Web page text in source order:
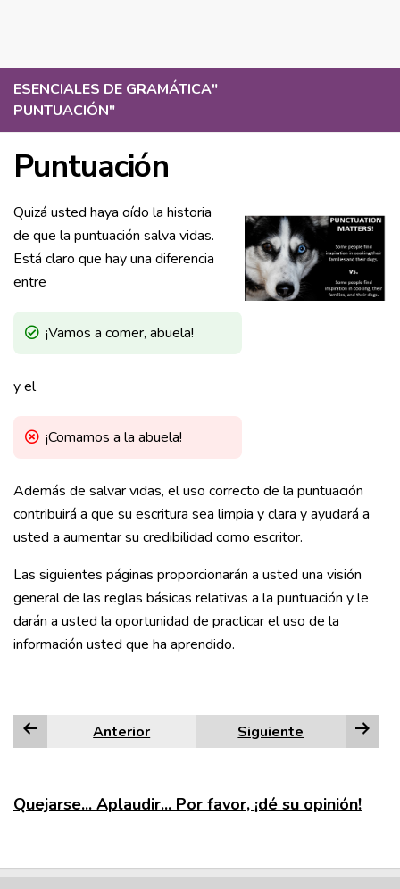
ESENCIALES DE GRAMÁTICA"
PUNTUACIÓN"
Puntuación
Quizá usted haya oído la historia
de que la puntuación salva vidas.
Está claro que hay una diferencia
entre
¡Vamos a comer, abuela!
y el
¡Comamos a la abuela!
Además de salvar vidas, el uso correcto de la puntuación
contribuirá a que su escritura sea limpia y clara y ayudará a
usted a aumentar su credibilidad como escritor.
Las siguientes páginas proporcionarán a usted una visión
general de las reglas básicas relativas a la puntuación y le
darán a usted la oportunidad de practicar el uso de la
información usted que ha aprendido.
Anterior Siguiente
Quejarse... Aplaudir... Por favor, ¡dé su opinión!